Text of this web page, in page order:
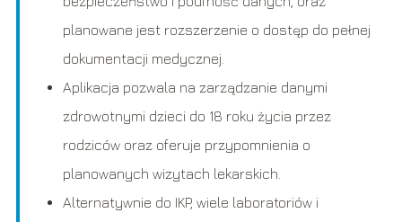
planowane jest rozszerzenie o dostęp do pełnej
dokumentacji medycznej.
Aplikacja pozwala na zarządzanie danymi
zdrowotnymi dzieci do 18 roku życia przez
rodziców oraz oferuje przypomnienia o
planowanych wizytach lekarskich.
Alternatywnie do IKP, wiele laboratoriów i